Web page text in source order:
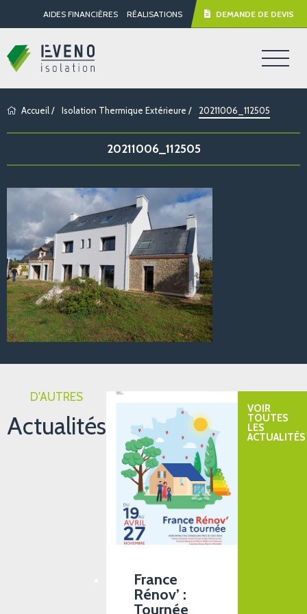
AIDES FINANCIÈRES RÉALISATIONS DEMANDE DE DEVIS
Accueil/ Isolation Thermique Extérieure / 20211006_112505
20211006_112505
D'AUTRES
Actualités
France
Rénov’ :
Tournée
VOIR
TOUTES
LES
ACTUALITÉS